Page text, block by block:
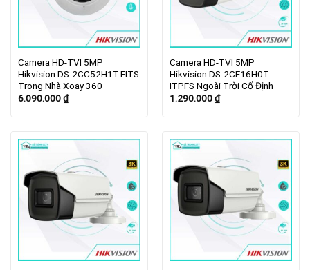
Camera HD-TVI 5MP
Hikvision DS-2CC52H1T-FITS
Trong Nhà Xoay 360
6.090.000₫
Camera HD-TVI 5MP
Hikvision DS-2CE16H0T-
ITPFS Ngoài Trời Cố Định
1.290.000₫